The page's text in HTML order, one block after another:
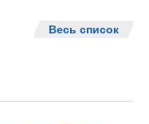
Весь список